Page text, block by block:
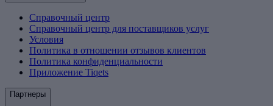
Справочный центр
Справочный центр для поставщиков услуг
Условия
Политика в отношении отзывов клиентов
Политика конфиденциальности
Приложение Tiqets
Партнеры